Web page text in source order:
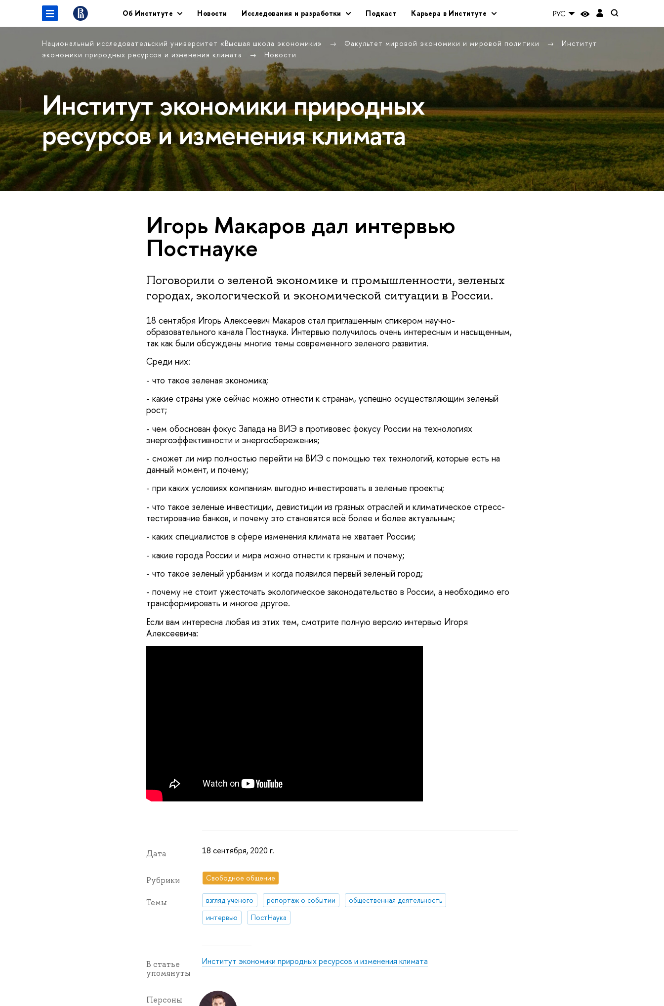
Об Институте Новости Исследования и разработки Подкаст Карьера в Институте РУС
Национальный исследовательский университет «Высшая школа экономики» Факультет мировой экономики и мировой политики
Институт
экономики природных ресурсов и изменения климата
Новости
Институт экономики природных
ресурсов и изменения климата
Игорь Макаров дал интервью
Постнауке
Поговорили о зеленой экономике и промышленности, зеленых
городах, экологической и экономической ситуации в России.
18 сентября Игорь Алексеевич Макаров стал приглашенным спикером научно-
образовательного канала Постнаука. Интервью получилось очень интересным и насыщенным,
так как были обсуждены многие темы современного зеленого развития.
Среди них:
- что такое зеленая экономика;
- какие страны уже сейчас можно отнести к странам, успешно осуществляющим зеленый
рост;
- чем обоснован фокус Запада на ВИЭ в противовес фокусу России на технологиях
энергоэффективности и энергосбережения;
- сможет ли мир полностью перейти на ВИЭ с помощью тех технологий, которые есть на
данный момент, и почему;
- при каких условиях компаниям выгодно инвестировать в зеленые проекты;
- что такое зеленые инвестиции, девистиции из грязных отраслей и климатическое стресс-
тестирование банков, и почему это становятся всё более и более актуальным;
- каких специалистов в сфере изменения климата не хватает России;
- какие города России и мира можно отнести к грязным и почему;
- что такое зеленый урбанизм и когда появился первый зеленый город;
- почему не стоит ужесточать экологическое законодательство в России, а необходимо его
трансформировать и многое другое.
Если вам интересна любая из этих тем, смотрите полную версию интервью Игоря
Алексеевича:
Дата 18 сентября, 2020 г.
Рубрики Свободное общение
Темы взгляд ученого репортаж о событии
общественная деятельность
интервью
ПостНаука
В статье
упомянуты
Институт экономики природных ресурсов и изменения климата
Персоны